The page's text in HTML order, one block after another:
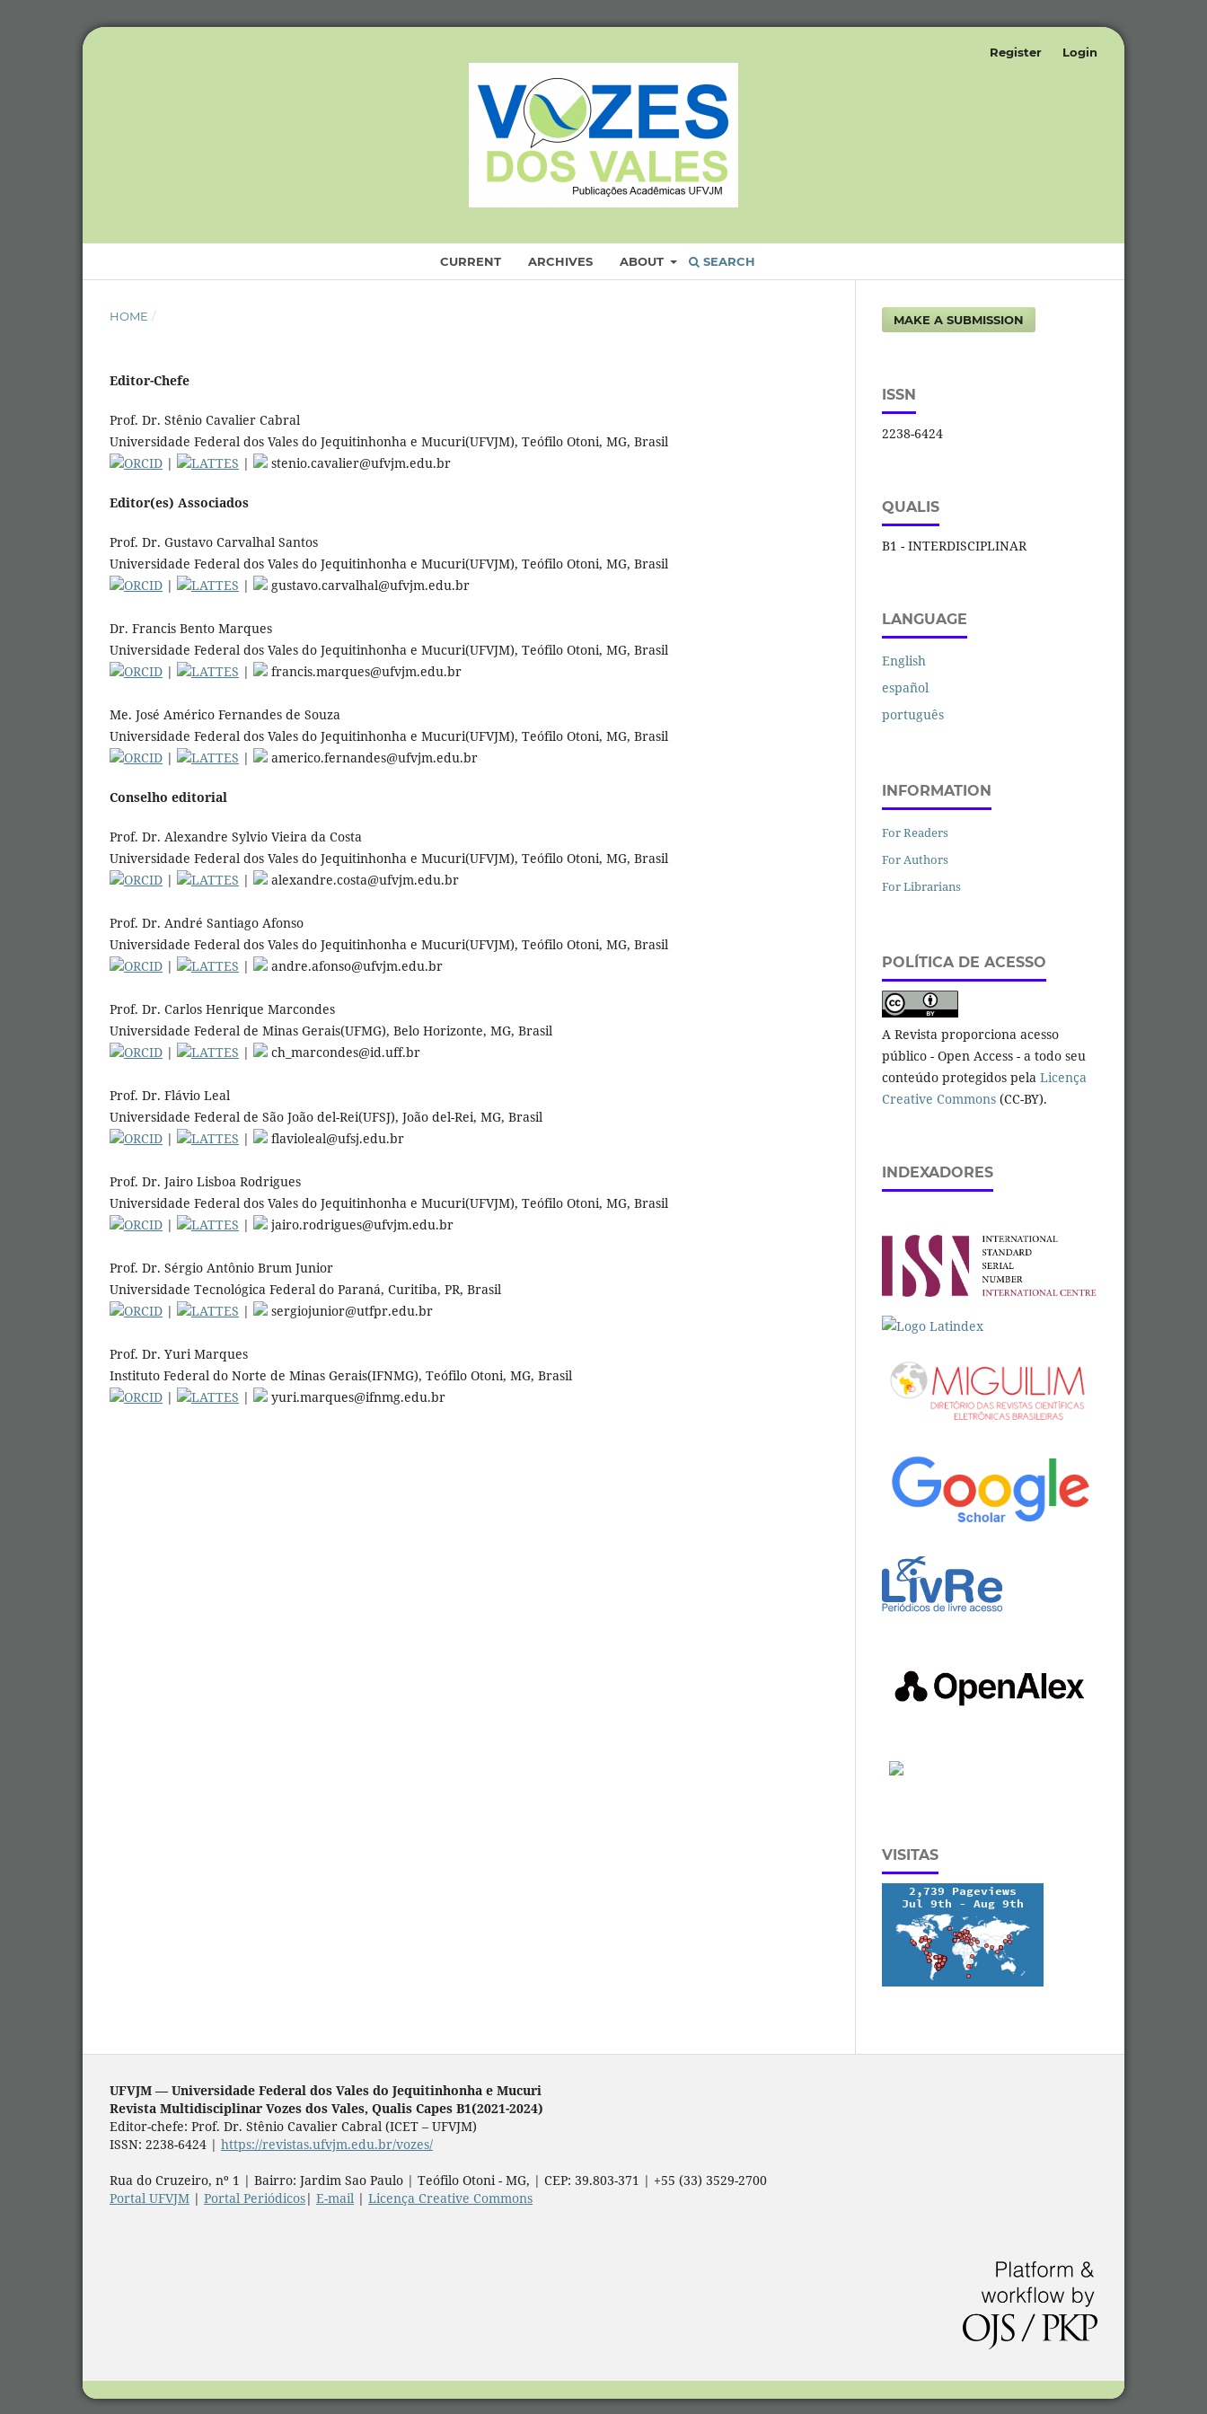
CURRENT ARCHIVES ABOUT SEARCH
Register Login
HOME /
Editor-Chefe
Prof. Dr. Stênio Cavalier Cabral
Universidade Federal dos Vales do Jequitinhonha e Mucuri(UFVJM), Teófilo Otoni, MG, Brasil
ORCID | LATTES | stenio.cavalier@ufvjm.edu.br
Editor(es) Associados
Prof. Dr. Gustavo Carvalhal Santos
Universidade Federal dos Vales do Jequitinhonha e Mucuri(UFVJM), Teófilo Otoni, MG, Brasil
ORCID | LATTES | gustavo.carvalhal@ufvjm.edu.br
Dr. Francis Bento Marques
Universidade Federal dos Vales do Jequitinhonha e Mucuri(UFVJM), Teófilo Otoni, MG, Brasil
ORCID | LATTES | francis.marques@ufvjm.edu.br
Me. José Américo Fernandes de Souza
Universidade Federal dos Vales do Jequitinhonha e Mucuri(UFVJM), Teófilo Otoni, MG, Brasil
ORCID | LATTES | americo.fernandes@ufvjm.edu.br
Conselho editorial
Prof. Dr. Alexandre Sylvio Vieira da Costa
Universidade Federal dos Vales do Jequitinhonha e Mucuri(UFVJM), Teófilo Otoni, MG, Brasil
ORCID | LATTES | alexandre.costa@ufvjm.edu.br
Prof. Dr. André Santiago Afonso
Universidade Federal dos Vales do Jequitinhonha e Mucuri(UFVJM), Teófilo Otoni, MG, Brasil
ORCID | LATTES | andre.afonso@ufvjm.edu.br
Prof. Dr. Carlos Henrique Marcondes
Universidade Federal de Minas Gerais(UFMG), Belo Horizonte, MG, Brasil
ORCID | LATTES | ch_marcondes@id.uff.br
Prof. Dr. Flávio Leal
Universidade Federal de São João del-Rei(UFSJ), João del-Rei, MG, Brasil
ORCID | LATTES | flavioleal@ufsj.edu.br
Prof. Dr. Jairo Lisboa Rodrigues
Universidade Federal dos Vales do Jequitinhonha e Mucuri(UFVJM), Teófilo Otoni, MG, Brasil
ORCID | LATTES | jairo.rodrigues@ufvjm.edu.br
Prof. Dr. Sérgio Antônio Brum Junior
Universidade Tecnológica Federal do Paraná, Curitiba, PR, Brasil
ORCID | LATTES | sergiojunior@utfpr.edu.br
Prof. Dr. Yuri Marques
Instituto Federal do Norte de Minas Gerais(IFNMG), Teófilo Otoni, MG, Brasil
ORCID | LATTES | yuri.marques@ifnmg.edu.br
MAKE A SUBMISSION
ISSN
2238-6424
QUALIS
B1 - INTERDISCIPLINAR
LANGUAGE
English
español
português
INFORMATION
For Readers
For Authors
For Librarians
POLÍTICA DE ACESSO
A Revista proporciona acesso
público - Open Access - a todo seu
conteúdo protegidos pela Licença
Creative Commons (CC-BY).
INDEXADORES
VISITAS
UFVJM — Universidade Federal dos Vales do Jequitinhonha e Mucuri
Revista Multidisciplinar Vozes dos Vales, Qualis Capes B1(2021-2024)
Editor-chefe: Prof. Dr. Stênio Cavalier Cabral (ICET – UFVJM)
ISSN: 2238-6424 | https://revistas.ufvjm.edu.br/vozes/
Rua do Cruzeiro, nº 1 | Bairro: Jardim Sao Paulo | Teófilo Otoni - MG, | CEP: 39.803-371 | +55 (33) 3529-2700
Portal UFVJM | Portal Periódicos| E-mail | Licença Creative Commons